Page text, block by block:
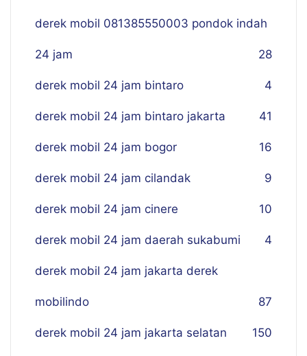
derek mobil 081385550003 pondok indah
24 jam 28
derek mobil 24 jam bintaro 4
derek mobil 24 jam bintaro jakarta 41
derek mobil 24 jam bogor 16
derek mobil 24 jam cilandak 9
derek mobil 24 jam cinere 10
derek mobil 24 jam daerah sukabumi 4
derek mobil 24 jam jakarta derek
mobilindo 87
derek mobil 24 jam jakarta selatan 150